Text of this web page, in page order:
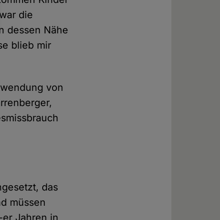
die
dessen Nähe
blieb mir
von
das
müssen